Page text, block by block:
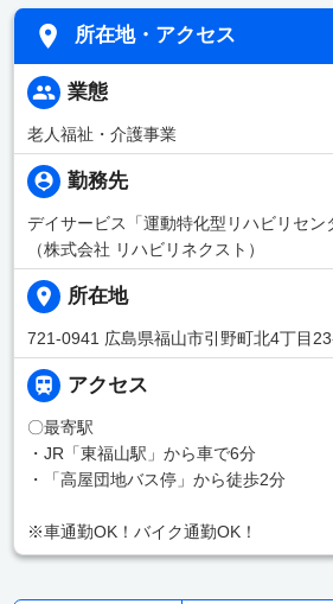
所在地・アクセス
業態
老人福祉・介護事業
勤務先
デイサービス「運動特化型リハビリセン
（株式会社 リハビリネクスト）
所在地
721-0941 広島県福山市引野町北4丁目
アクセス
〇最寄駅
・JR「東福山駅」から車で6分
・「高屋団地バス停」から徒歩2分
※車通勤OK！バイク通勤OK！